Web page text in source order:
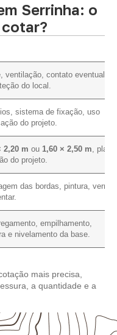
Serrinha: o
ventilação, contato eventual
do local.
sistema de fixação, uso
do projeto.
2,20 m ou 1,60 × 2,50 m, plano
do projeto.
das bordas, pintura, verniz
empilhamento,
e nivelamento da base.
mais precisa,
a quantidade e a